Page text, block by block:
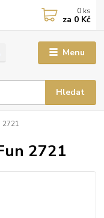
Menu
Hledat
0 ks
za 0 Kč
2721
2721